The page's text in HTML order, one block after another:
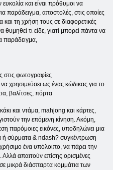
και είναι πρόθυμοι να
παράδειγμα, αποστολές, στις οποίες
τη χρήση τους σε διαφορετικές
θυμηθεί τι είδε, γιατί μπορεί πάντα να
παράδειγμα,
στις φωτογραφίες
χρησιμεύσει ως ένας κώδικας για το
βαλίτσες, πόρτα
και ντάμα, mahjong και κάρτες,
την επόμενη κίνηση. Ακόμη,
παρόμοιες εικόνες, υποδηλώνει μια
ή σύρματα & ndash? συγκέντρωση
ένα υπόλοιπο, να πάρει την
απαιτούν επίσης ορισμένες
σε μικρά διάσπαρτα κομμάτια των